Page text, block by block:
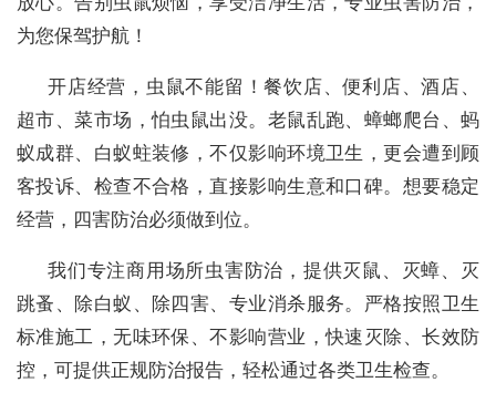
为您保驾护航！
开店经营，虫鼠不能留！餐饮店、便利店、酒店、
超市、菜市场，怕虫鼠出没。老鼠乱跑、蟑螂爬台、蚂
蚁成群、白蚁蛀装修，不仅影响环境卫生，更会遭到顾
客投诉、检查不合格，直接影响生意和口碑。想要稳定
经营，四害防治必须做到位。
我们专注商用场所虫害防治，提供灭鼠、灭蟑、灭
跳蚤、除白蚁、除四害、专业消杀服务。严格按照卫生
标准施工，无味环保、不影响营业，快速灭除、长效防
控，可提供正规防治报告，轻松通过各类卫生检查。